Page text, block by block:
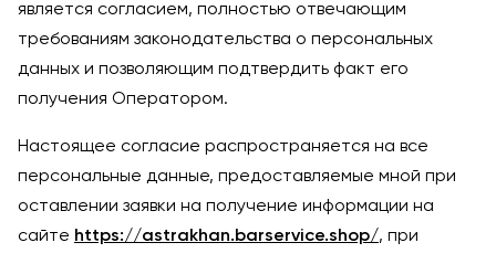
является согласием, полностью отвечающим
требованиям законодательства о персональных
данных и позволяющим подтвердить факт его
получения Оператором.
Настоящее согласие распространяется на все
персональные данные, предоставляемые мной при
оставлении заявки на получение информации на
сайте https://astrakhan.barservice.shop/, при